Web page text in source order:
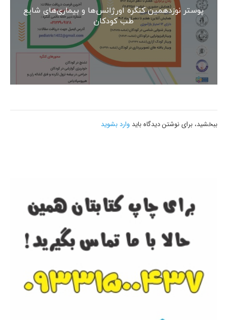
پوستر نوزدهمین کنگره اورژانس‌ها و بیماری‌های شایع
طب کودکان
ببخشید، برای نوشتن دیدگاه بایدوارد بشوید